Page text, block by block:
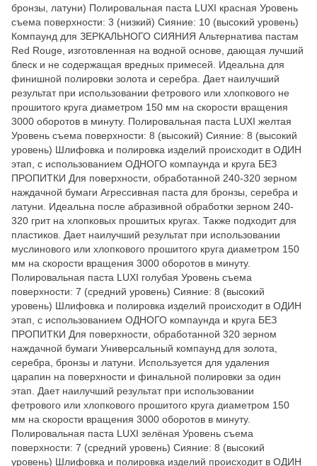
бронзы, латуни) Полировальная паста LUXI красная Уровень
съема поверхности: 3 (низкий) Сияние: 10 (высокий уровень)
Компаунд для ЗЕРКАЛЬНОГО СИЯНИЯ Альтернатива пастам
Red Rouge, изготовленная на водной основе, дающая лучший
блеск и не содержащая вредных примесей. Идеальна для
финишной полировки золота и серебра. Дает наилучший
результат при использовании фетрового или хлопкового не
прошитого круга диаметром 150 мм на скорости вращения
3000 оборотов в минуту. Полировальная паста LUXI желтая
Уровень съема поверхности: 8 (высокий) Сияние: 8 (высокий
уровень) Шлифовка и полировка изделий происходит в ОДИН
этап, с использованием ОДНОГО компаунда и круга БЕЗ
ПРОПИТКИ Для поверхности, обработанной 240-320 зерном
наждачной бумаги Агрессивная паста для бронзы, серебра и
латуни. Идеальна после абразивной обработки зерном 240-
320 грит на хлопковых прошитых кругах. Также подходит для
пластиков. Дает наилучший результат при использовании
муслинового или хлопкового прошитого круга диаметром 150
мм на скорости вращения 3000 оборотов в минуту.
Полировальная паста LUXI голубая Уровень съема
поверхности: 7 (средний уровень) Сияние: 8 (высокий
уровень) Шлифовка и полировка изделий происходит в ОДИН
этап, с использованием ОДНОГО компаунда и круга БЕЗ
ПРОПИТКИ Для поверхности, обработанной 320 зерном
наждачной бумаги Универсальный компаунд для золота,
серебра, бронзы и латуни. Используется для удаления
царапин на поверхности и финальной полировки за один
этап. Дает наилучший результат при использовании
фетрового или хлопкового прошитого круга диаметром 150
мм на скорости вращения 3000 оборотов в минуту.
Полировальная паста LUXI зелёная Уровень съема
поверхности: 7 (средний уровень) Сияние: 8 (высокий
уровень) Шлифовка и полировка изделий происходит в ОДИН